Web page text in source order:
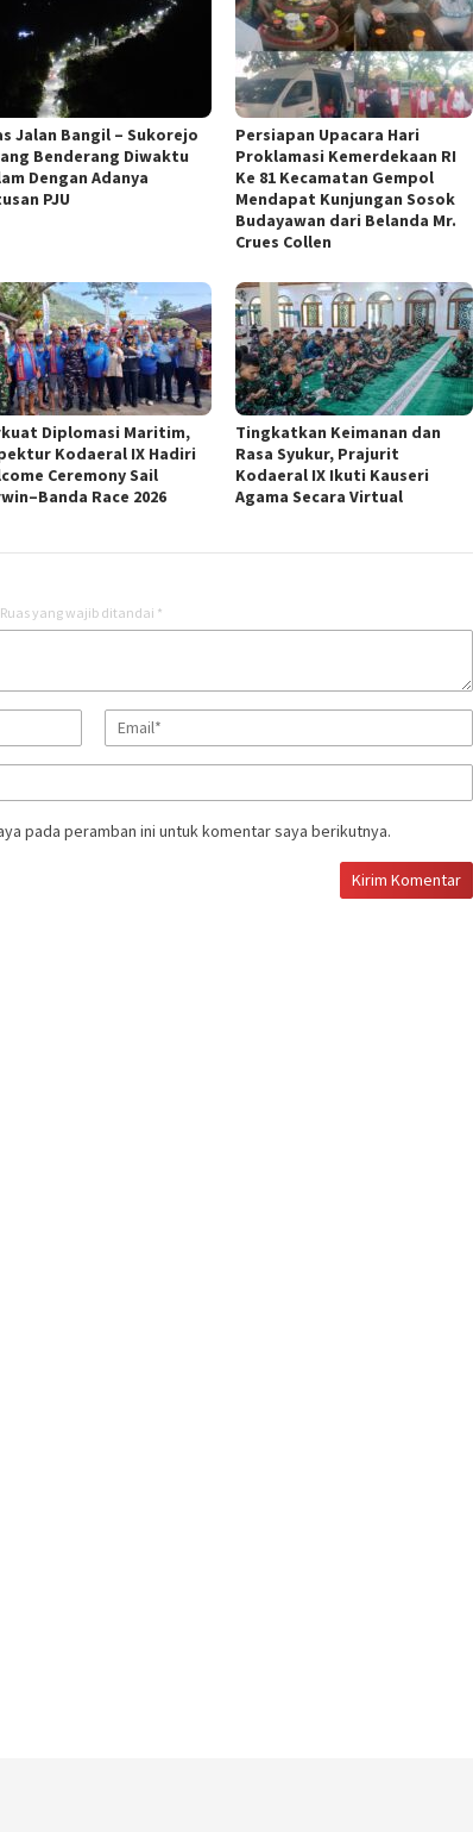
Jalan Bangil – Sukorejo
Benderang Diwaktu
Dengan Adanya
PJU
Persiapan Upacara Hari
Proklamasi Kemerdekaan RI
Ke 81 Kecamatan Gempol
Mendapat Kunjungan Sosok
Budayawan dari Belanda Mr.
Crues Collen
Diplomasi Maritim,
Kodaeral IX Hadiri
Ceremony Sail
Race 2026
Tingkatkan Keimanan dan
Rasa Syukur, Prajurit
Kodaeral IX Ikuti Kauseri
Agama Secara Virtual
Ruas yang wajib ditandai *
pada peramban ini untuk komentar saya berikutnya.